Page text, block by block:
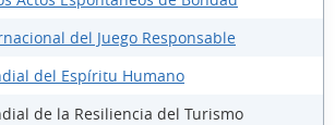
del Juego Responsable
del Espíritu Humano
de la Resiliencia del Turismo